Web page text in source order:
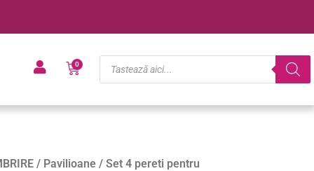
0
Cart
Products
search
/ Pavilioane / Set 4 pereti pentru